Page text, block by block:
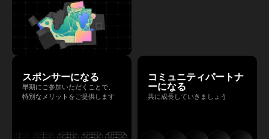
スポンサーになる
早期にご参加いただくことで、
特別なメリットをご提供します
コミュニティパートナ
ーになる
共に成長していきましょう